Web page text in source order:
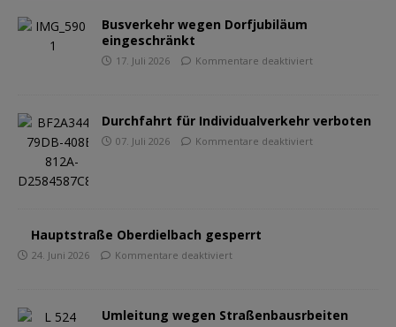
Busverkehr wegen Dorfjubiläum
eingeschränkt
17. Juli 2026 Kommentare deaktiviert
Durchfahrt für Individualverkehr verboten
07. Juli 2026 Kommentare deaktiviert
Hauptstraße Oberdielbach gesperrt
24. Juni 2026 Kommentare deaktiviert
Umleitung wegen Straßenbausrbeiten